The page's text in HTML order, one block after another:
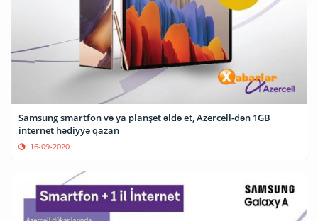
Samsung smartfon və ya planşet əldə et, Azercell-dən 1GB
internet hədiyyə qazan
16-09-2020